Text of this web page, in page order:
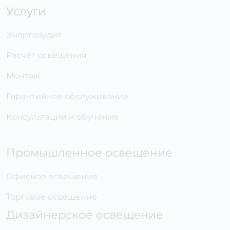
Услуги
Энергоаудит
Расчет освещения
Монтаж
Гарантийное обслуживание
Консультации и обучение
Промышленное освещение
Офисное освещение
Торговое освещение
Дизайнерское освещение